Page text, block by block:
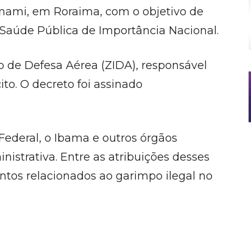
em Roraima, com o objetivo de
Pública de Importância Nacional.
Defesa Aérea (ZIDA), responsável
O decreto foi assinado
o Ibama e outros órgãos
Entre as atribuições desses
relacionados ao garimpo ilegal no